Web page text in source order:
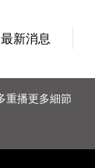
最新消息
重播更多細節